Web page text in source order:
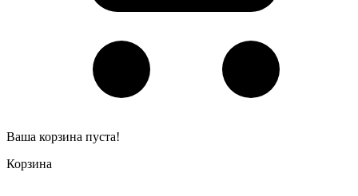
Ваша корзина пуста!
Корзина